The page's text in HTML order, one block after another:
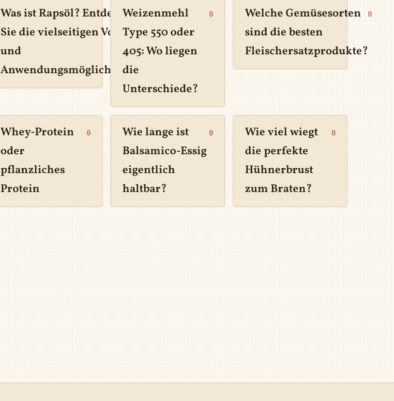
Was ist Rapsöl? Entdecken
Sie die vielseitigen Vorteile
und
Anwendungsmöglichkeiten!
0
Weizenmehl
Type 550 oder
405: Wo liegen
die
Unterschiede?
0
Welche Gemüsesorten
sind die besten
Fleischersatzprodukte?
0
Whey-Protein
oder
pflanzliches
Protein
0
Wie lange ist
Balsamico-Essig
eigentlich
haltbar?
0
Wie viel wiegt
die perfekte
Hühnerbrust
zum Braten?
0